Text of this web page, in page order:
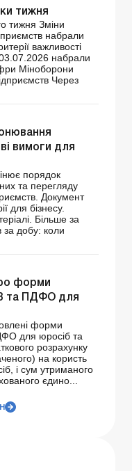
тижня
тижня Зміни
набрали
важливості
набрали
Міноборони
Через
вимоги для
порядок
та перегляду
Документ
для бізнесу.
Більше за
добу: коли
форми
та ПДФО для
форми
для юросіб та
розрахунку
на користь
і сум утриманого
єдино...